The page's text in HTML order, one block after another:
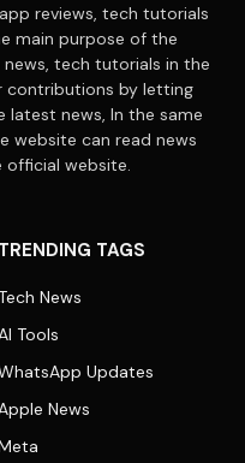
reviews, tech tutorials
main purpose of the
tech tutorials in the
contributions by letting
news, In the same
website can read news
website.
TRENDING TAGS
News
Tools
Updates
News